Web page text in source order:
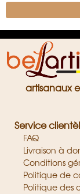
artisanaux
Service
FAQ
Livraison à
Conditions
Politique de
Politique des